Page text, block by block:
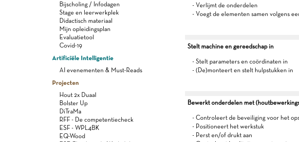
Bijscholing / Infodagen
Stage en leerwerkplek
Didactisch materiaal
Mijn opleidingsplan
Evaluatietool
Covid-19
Artificiële Intelligentie
AI evenementen & Must-Reads
Projecten
Hout 2x Duaal
Bolster Up
DiTraMa
RFF - De competentiecheck
ESF - WPL4BK
EQ-Wood
- Verlijmt de onderdelen
- Voegt de elementen samen volgens
Stelt machine en gereedschap in
- Stelt parameters en coördinaten in
- (De)monteert en stelt hulpstukken in
Bewerkt onderdelen met
- Controleert de beveiliging voor het
- Positioneert het werkstuk
- Perst en/of drukt aan